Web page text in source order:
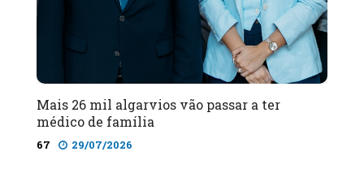
Mais 26 mil algarvios vão passar a ter
médico de família
67 29/07/2026